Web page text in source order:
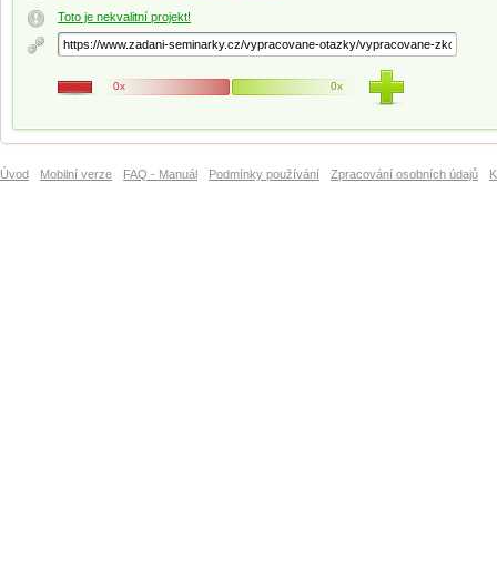
Toto je nekvalitní projekt!
0x 0x
Úvod Mobilní verze FAQ - Manuál Podmínky používání Zpracování osobních údajů